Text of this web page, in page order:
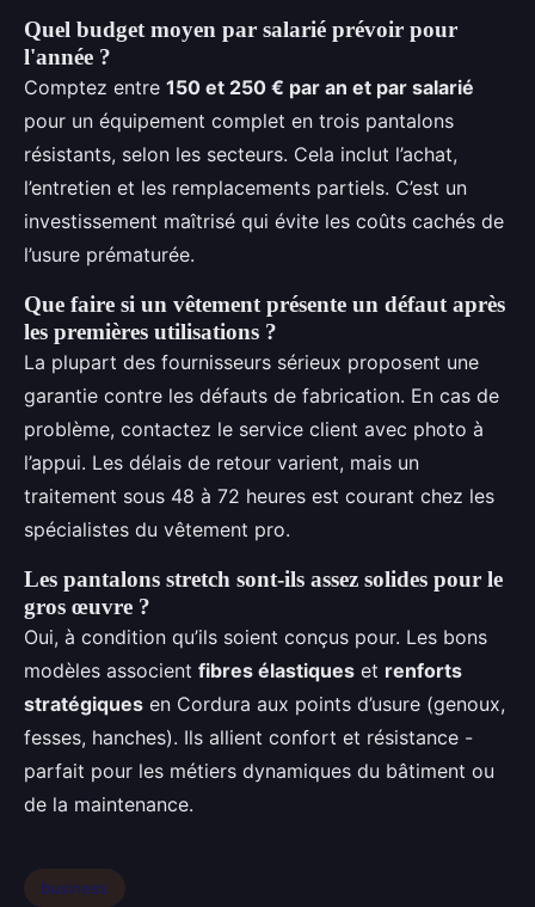
Quel budget moyen par salarié prévoir pour
l'année ?
Comptez entre 150 et 250 € par an et par salarié
pour un équipement complet en trois pantalons
résistants, selon les secteurs. Cela inclut l’achat,
l’entretien et les remplacements partiels. C’est un
investissement maîtrisé qui évite les coûts cachés de
l’usure prématurée.
Que faire si un vêtement présente un défaut après
les premières utilisations ?
La plupart des fournisseurs sérieux proposent une
garantie contre les défauts de fabrication. En cas de
problème, contactez le service client avec photo à
l’appui. Les délais de retour varient, mais un
traitement sous 48 à 72 heures est courant chez les
spécialistes du vêtement pro.
Les pantalons stretch sont-ils assez solides pour le
gros œuvre ?
Oui, à condition qu’ils soient conçus pour. Les bons
modèles associent fibres élastiques et renforts
stratégiques en Cordura aux points d’usure (genoux,
fesses, hanches). Ils allient confort et résistance -
parfait pour les métiers dynamiques du bâtiment ou
de la maintenance.
business